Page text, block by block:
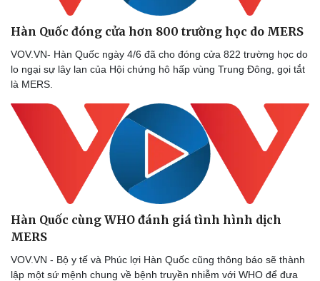
Hàn Quốc đóng cửa hơn 800 trường học do MERS
VOV.VN- Hàn Quốc ngày 4/6 đã cho đóng cửa 822 trường học do
lo ngại sự lây lan của Hội chứng hô hấp vùng Trung Đông, gọi tắt
là MERS.
Hàn Quốc cùng WHO đánh giá tình hình dịch
MERS
VOV.VN - Bộ y tế và Phúc lợi Hàn Quốc cũng thông báo sẽ thành
lập một sứ mệnh chung về bệnh truyền nhiễm với WHO để đưa